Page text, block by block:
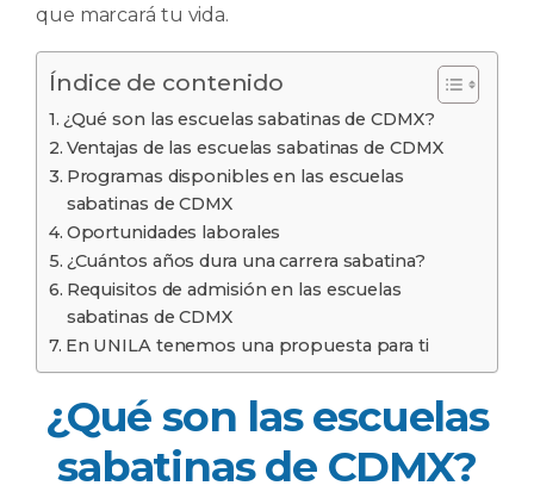
que marcará tu vida.
Índice de contenido
¿Qué son las escuelas sabatinas de CDMX?
Ventajas de las escuelas sabatinas de CDMX
Programas disponibles en las escuelas
sabatinas de CDMX
Oportunidades laborales
¿Cuántos años dura una carrera sabatina?
Requisitos de admisión en las escuelas
sabatinas de CDMX
En UNILA tenemos una propuesta para ti
¿Qué son las escuelas
sabatinas de CDMX?